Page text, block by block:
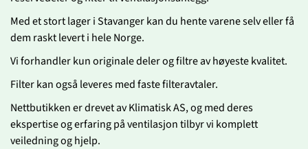
Med et stort lager i Stavanger kan du hente varene selv eller få
dem raskt levert i hele Norge.
Vi forhandler kun originale deler og filtre av høyeste kvalitet.
Filter kan også leveres med faste filteravtaler.
Nettbutikken er drevet av Klimatisk AS, og med deres
ekspertise og erfaring på ventilasjon tilbyr vi komplett
veiledning og hjelp.